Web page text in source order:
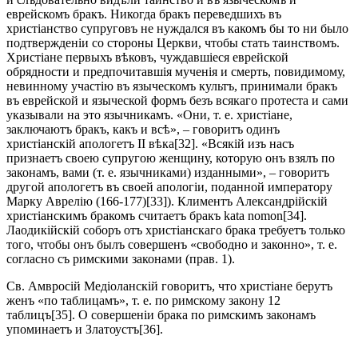
еврейскомъ бракъ. Никогда бракъ переведшихъ въ
христіанство супруговъ не нуждался въ какомъ бы то ни было
подтвержденіи со стороны Церкви, чтобы стать таинствомъ.
Христіане первыхъ вѣковъ, чуждавшіеся еврейской
обрядности и предпочитавшія мученія и смерть, повидимому,
невинному участію въ языческомъ культъ, принимали бракъ
въ еврейской и языческой формъ безъ всякаго протеста и сами
указывали на это язычникамъ. «Они, т. е. христіане,
заключаютъ бракъ, какъ и всѣ», – говоритъ одинъ
христіанскій апологетъ II вѣка[32]. «Всякій изъ насъ
признаетъ своею супругою женщину, которую онъ взялъ по
законамъ, вами (т. е. язычниками) изданными», – говоритъ
другой апологетъ въ своей апологіи, поданной императору
Марку Аврелію (166-177)[33]). Климентъ Александрійскій
христіанскимъ бракомъ считаетъ бракъ kata nomon[34].
Лаодикійскій соборъ отъ христіанскаго брака требуетъ только
того, чтобы онъ былъ совершенъ «свободно и законно», т. е.
согласно съ римскими законами (прав. 1).
Св. Амвросій Медіоланскій говоритъ, что христіане берутъ
женъ «по таблицамъ», т. е. по римскому закону 12
таблицъ[35]. О совершеніи брака по римскимъ законамъ
упоминаетъ и Златоустъ[36].